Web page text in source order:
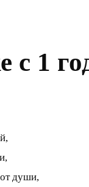
с 1
души,